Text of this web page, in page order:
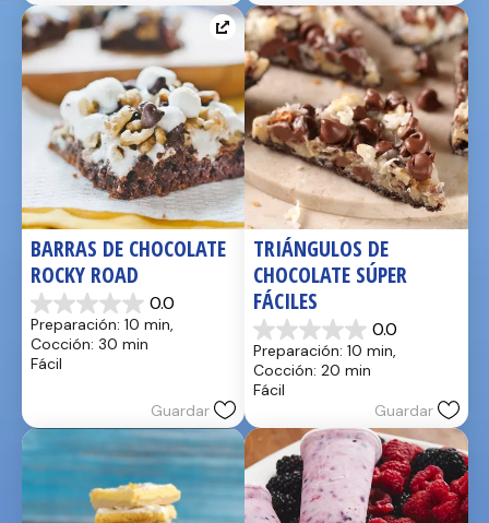
reseñas
BARRAS DE CHOCOLATE
ROCKY ROAD
0.0
0.0
de
5
estrellas.
Preparación: 10 min,
Cocción: 30 min
Fácil
Guardar
TRIÁNGULOS DE
CHOCOLATE SÚPER
FÁCILES
0.0
0.0
de
5
estrellas.
Preparación: 10 min,
Cocción: 20 min
Fácil
Guardar